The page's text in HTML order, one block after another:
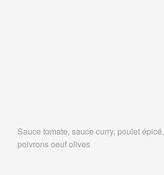
Sauce tomate, sauce curry, poulet épicé,
poivrons oeuf olives